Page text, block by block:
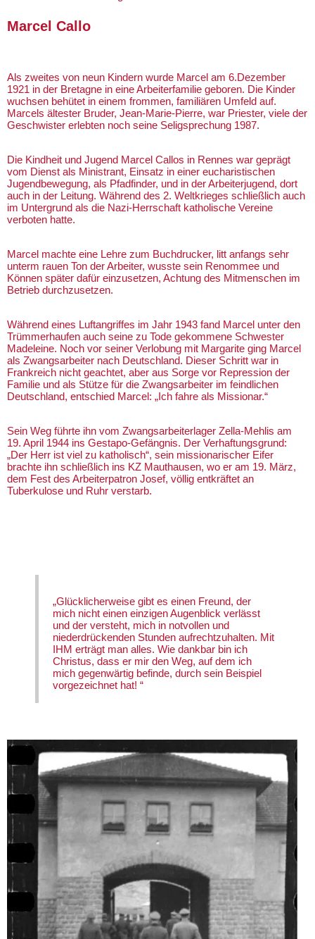
Marcel Callo
Als zweites von neun Kindern wurde Marcel am 6.Dezember
1921 in der Bretagne in eine Arbeiterfamilie geboren. Die Kinder
wuchsen behütet in einem frommen, familiären Umfeld auf.
Marcels ältester Bruder, Jean-Marie-Pierre, war Priester, viele der
Geschwister erlebten noch seine Seligsprechung 1987.
Die Kindheit und Jugend Marcel Callos in Rennes war geprägt
vom Dienst als Ministrant, Einsatz in einer eucharistischen
Jugendbewegung, als Pfadfinder, und in der Arbeiterjugend, dort
auch in der Leitung. Während des 2. Weltkrieges schließlich auch
im Untergrund als die Nazi-Herrschaft katholische Vereine
verboten hatte.
Marcel machte eine Lehre zum Buchdrucker, litt anfangs sehr
unterm rauen Ton der Arbeiter, wusste sein Renommee und
Können später dafür einzusetzen, Achtung des Mitmenschen im
Betrieb durchzusetzen.
Während eines Luftangriffes im Jahr 1943 fand Marcel unter den
Trümmerhaufen auch seine zu Tode gekommene Schwester
Madeleine. Noch vor seiner Verlobung mit Margarite ging Marcel
als Zwangsarbeiter nach Deutschland. Dieser Schritt war in
Frankreich nicht geachtet, aber aus Sorge vor Repression der
Familie und als Stütze für die Zwangsarbeiter im feindlichen
Deutschland, entschied Marcel: „Ich fahre als Missionar.“
Sein Weg führte ihn vom Zwangsarbeiterlager Zella-Mehlis am
19. April 1944 ins Gestapo-Gefängnis. Der Verhaftungsgrund:
„Der Herr ist viel zu katholisch“, sein missionarischer Eifer
brachte ihn schließlich ins KZ Mauthausen, wo er am 19. März,
dem Fest des Arbeiterpatron Josef, völlig entkräftet an
Tuberkulose und Ruhr verstarb.
„Glücklicherweise gibt es einen Freund, der
mich nicht einen einzigen Augenblick verlässt
und der versteht, mich in notvollen und
niederdrückenden Stunden aufrechtzuhalten. Mit
IHM erträgt man alles. Wie dankbar bin ich
Christus, dass er mir den Weg, auf dem ich
mich gegenwärtig befinde, durch sein Beispiel
vorgezeichnet hat! “